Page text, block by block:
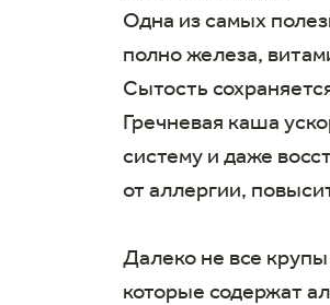
Одна из самых
полно железа,
Сытость
Гречневая каша
систему и даже
от аллергии,
Далеко не все
которые содержат